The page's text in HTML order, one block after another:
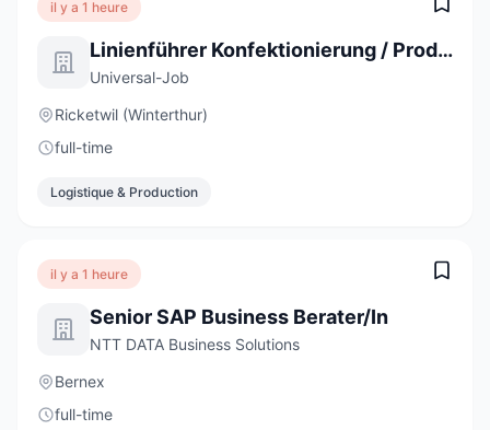
il y a 1 heure
Linienführer Konfektionierung / Produktion 100% (m/w/d)
Universal-Job
Ricketwil (Winterthur)
full-time
Logistique & Production
il y a 1 heure
Senior SAP Business Berater/In
NTT DATA Business Solutions
Bernex
full-time